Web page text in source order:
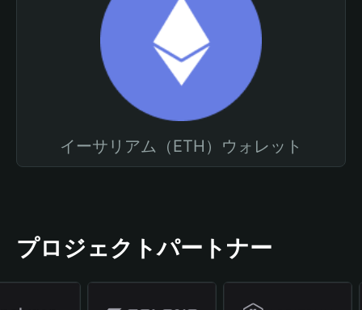
イーサリアム（ETH）ウォレット
プロジェクトパートナー